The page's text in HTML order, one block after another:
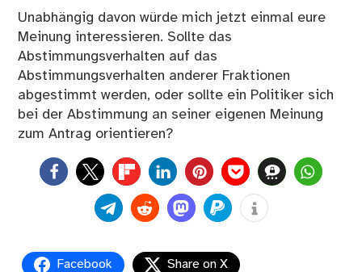
Unabhängig davon würde mich jetzt einmal eure
Meinung interessieren. Sollte das
Abstimmungsverhalten auf das
Abstimmungsverhalten anderer Fraktionen
abgestimmt werden, oder sollte ein Politiker sich
bei der Abstimmung an seiner eigenen Meinung
zum Antrag orientieren?
0
Facebook Share on X